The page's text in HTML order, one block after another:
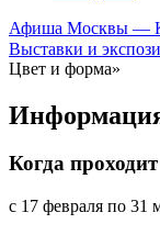
Афиша Москвы —
Выставки и
Цвет и форма»
Когда проходит
с 17 февраля по 31